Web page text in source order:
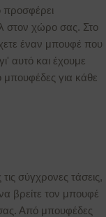
προσφέρει
στον χώρο σας. Στο
έναν μπουφέ που
αυτό και έχουμε
μπουφέδες για κάθε
σύγχρονες τάσεις,
βρείτε τον μπουφέ
σας. Από μπουφέδες